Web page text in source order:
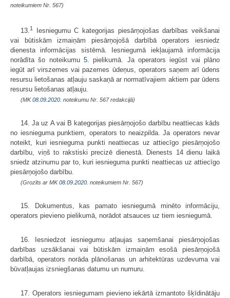
noteikumiem Nr. 567)
13.1
Iesniegumu C kategorijas piesārņojošas darbības veikšanai
vai būtiskām izmaiņām piesārņojošā darbībā operators iesniedz
dienesta informācijas sistēmā. Iesniegumā iekļaujamā informācija
norādīta šo noteikumu 5. pielikumā. Ja operators iegūst vai plāno
iegūt arī virszemes vai pazemes ūdeņus, operators saņem arī ūdens
resursu lietošanas atļauju saskaņā ar normatīvajiem aktiem par ūdens
resursu lietošanas atļauju.
(MK08.09.2020. noteikumu Nr. 567 redakcijā)
14. Ja uz A vai B kategorijas piesārņojošo darbību neattiecas kāds
no iesnieguma punktiem, operators to neaizpilda. Ja operators nevar
noteikt, kuri iesnieguma punkti neattiecas uz attiecīgo piesārņojošo
darbību, viņš to rakstiski precizē dienestā. Dienests 14 dienu laikā
sniedz atzinumu par to, kuri iesnieguma punkti neattiecas uz attiecīgo
piesārņojošo darbību.
(Grozīts ar MK08.09.2020. noteikumiem Nr. 567)
15. Dokumentus, kas pamato iesniegumā minēto informāciju,
operators pievieno pielikumā, norādot atsauces uz tiem iesniegumā.
16. Iesniedzot iesniegumu atļaujas saņemšanai piesārņojošas
darbības uzsākšanai vai būtiskām izmaiņām esošā piesārņojošā
darbībā, operators norāda plānošanas un arhitektūras uzdevuma vai
būvatļaujas izsniegšanas datumu un numuru.
17. Operators iesniegumam pievieno iekārtā izmantoto šķīdinātāju